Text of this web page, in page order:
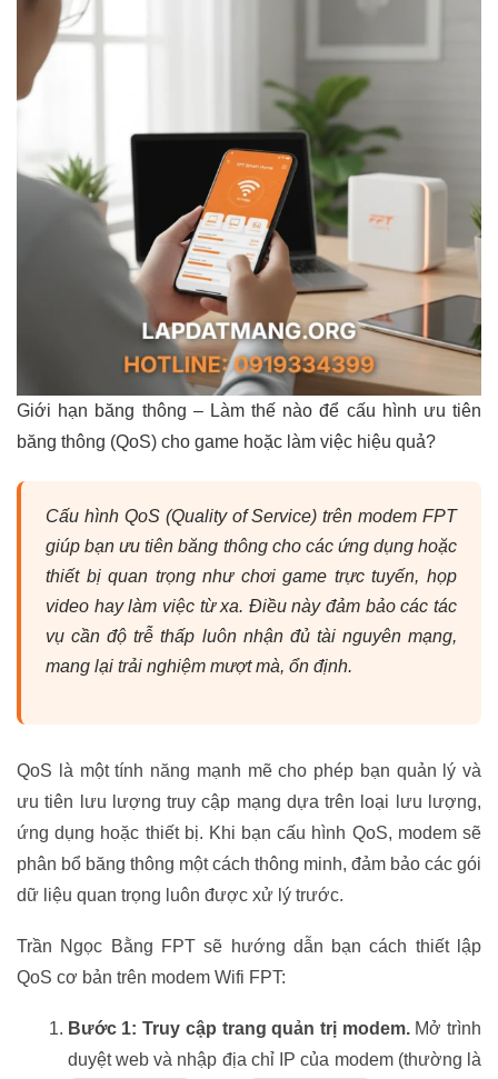
Giới hạn băng thông – Làm thế nào để cấu hình ưu tiên
băng thông (QoS) cho game hoặc làm việc hiệu quả?
Cấu hình QoS (Quality of Service) trên modem FPT
giúp bạn ưu tiên băng thông cho các ứng dụng hoặc
thiết bị quan trọng như chơi game trực tuyến, họp
video hay làm việc từ xa. Điều này đảm bảo các tác
vụ cần độ trễ thấp luôn nhận đủ tài nguyên mạng,
mang lại trải nghiệm mượt mà, ổn định.
QoS là một tính năng mạnh mẽ cho phép bạn quản lý và
ưu tiên lưu lượng truy cập mạng dựa trên loại lưu lượng,
ứng dụng hoặc thiết bị. Khi bạn cấu hình QoS, modem sẽ
phân bổ băng thông một cách thông minh, đảm bảo các gói
dữ liệu quan trọng luôn được xử lý trước.
Trần Ngọc Bằng FPT sẽ hướng dẫn bạn cách thiết lập
QoS cơ bản trên modem Wifi FPT:
Bước 1: Truy cập trang quản trị modem.Mở trình
duyệt web và nhập địa chỉ IP của modem (thường là